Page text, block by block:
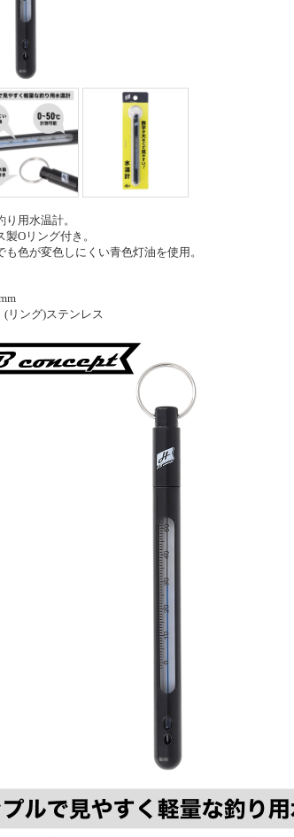
用水温計。
Oリング付き。
色が変色しにくい青色灯油を使用。
リング)ステンレス